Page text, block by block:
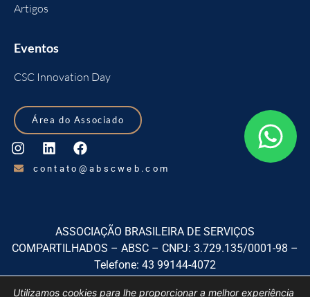
Artigos
Eventos
CSC Innovation Day
Área do Associado
contato@abscweb.com
ASSOCIAÇÃO BRASILEIRA DE SERVIÇOS
COMPARTILHADOS – ABSC – CNPJ: 3.729.135/0001-98 –
Telefone: 43 99144-4072
Utilizamos cookies para lhe proporcionar a melhor experiência